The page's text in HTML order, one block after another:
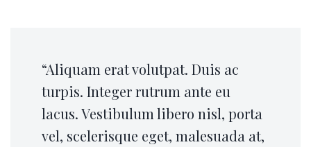
“Aliquam erat volutpat. Duis ac
turpis. Integer rutrum ante eu
lacus. Vestibulum libero nisl, porta
vel, scelerisque eget, malesuada at,